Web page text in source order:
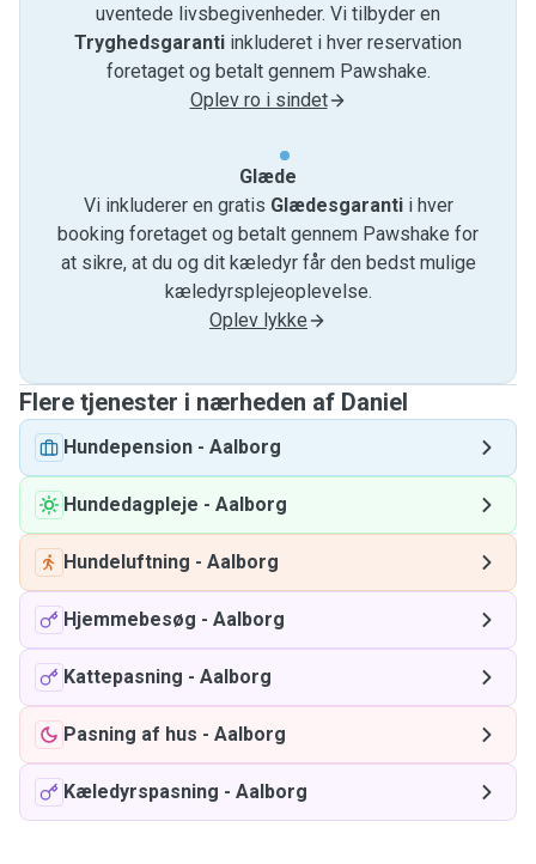
uventede livsbegivenheder. Vi tilbyder en
Tryghedsgaranti inkluderet i hver reservation
foretaget og betalt gennem Pawshake.
Oplev ro i sindet
Glæde
Vi inkluderer en gratis Glædesgarantii hver
booking foretaget og betalt gennem Pawshake for
at sikre, at du og dit kæledyr får den bedst mulige
kæledyrsplejeoplevelse.
Oplev lykke
Flere tjenester i nærheden af ​​Daniel
Hundepension - Aalborg
Hundedagpleje - Aalborg
Hundeluftning - Aalborg
Hjemmebesøg - Aalborg
Kattepasning - Aalborg
Pasning af hus - Aalborg
Kæledyrspasning - Aalborg